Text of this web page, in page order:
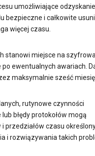
umożliwiające
bezpieczne i całkowite
więcej czasu.
stanowi miejsce na
ewentualnych awariach.
maksymalnie sześć
rutynowe czynności
błędy protokołów mogą
przedziałów czasu
i rozwiązywania takich